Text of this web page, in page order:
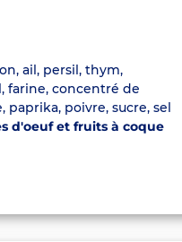
ail, persil, thym,
farine, concentré de
paprika, poivre, sucre, sel
d'oeuf et fruits à coque